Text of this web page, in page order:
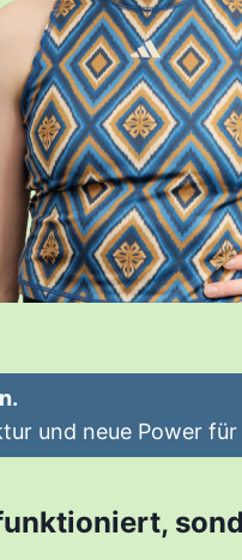
und neue Power